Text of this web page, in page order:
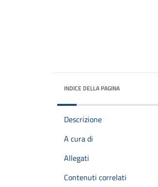
INDICE DELLA PAGINA
Descrizione
A cura di
Allegati
Contenuti correlati